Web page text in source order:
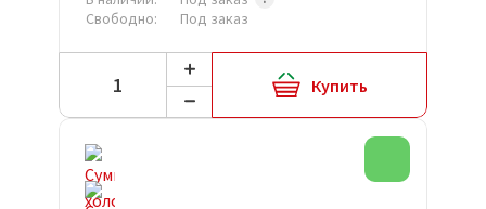
Свободно:
Под заказ
Купить